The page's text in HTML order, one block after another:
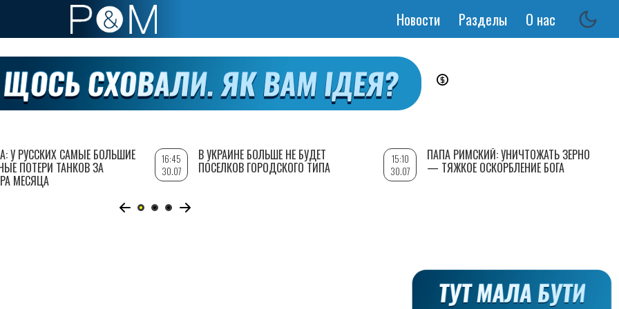
Основная
Новости Разделы О нас
У РУССКИХ САМЫЕ БОЛЬШИЕ
ПОТЕРИ ТАНКОВ ЗА
МЕСЯЦА
16:45
30.07
В УКРАИНЕ БОЛЬШЕ НЕ БУДЕТ
ПОСЕЛКОВ ГОРОДСКОГО ТИПА
15:10
30.07
ПАПА РИМСКИЙ: УНИЧТОЖАТЬ ЗЕРНО
— ТЯЖКОЕ ОСКОРБЛЕНИЕ БОГА